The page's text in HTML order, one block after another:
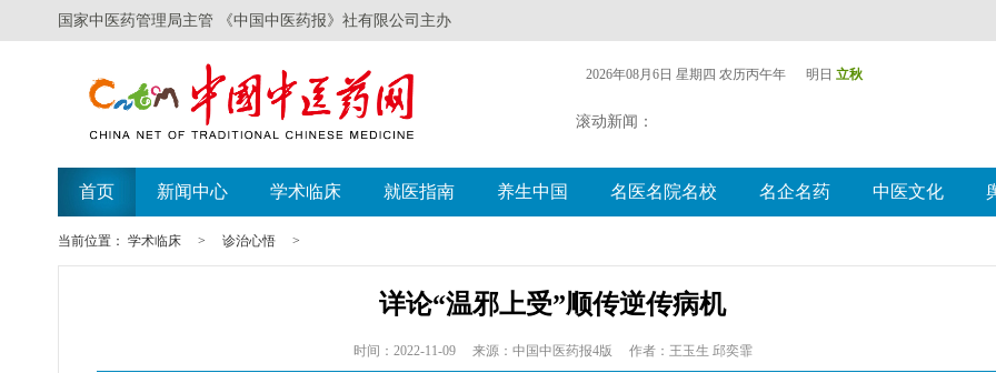
国家中医药管理局主管 《中国中医药报》社有限公司主办
2026年08月6日 星期四 农历丙午年 明日 立秋
滚动新闻：
首页 新闻中心 学术临床 就医指南 养生中国 名医名院名校 名企名药 中医文化
当前位置： 学术临床 > 诊治心悟 >
详论“温邪上受”顺传逆传病机
时间：2022-11-09 来源：中国中医药报4版 作者：王玉生 邱奕霏